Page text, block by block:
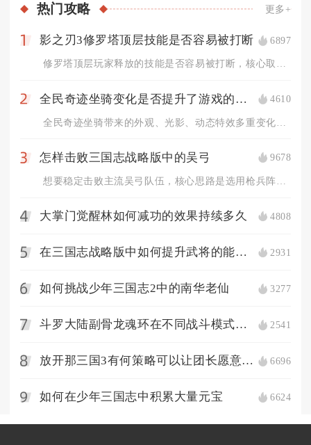
热门攻略 更多+
影之刃3修罗塔顶层技能是否容易被打断 6897
修罗塔顶层玩家释放的技能是否容易被打断，核心取决于技能自带霸...
2 全民奇迹坐骑变化是否提升了游戏的视觉效果 4610
3 怎样击败三国志战略版中的吴弓 9678
4 大掌门觉醒林如何减功的效果持续多久 4808
5 在三国志战略版中如何提升武将的能力值 2931
6 如何挑战少年三国志2中的南华老仙 3277
7 斗罗大陆副骨龙魂环在不同战斗模式下的搭配策略是什么 2541
8 放开那三国3有何策略可以让团长愿意分庭抗礼 6696
9 如何在少年三国志中积累大量元宝 6624